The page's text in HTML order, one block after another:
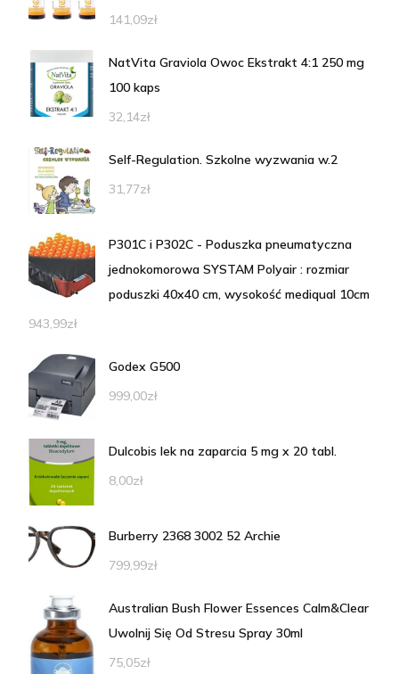
141,09zł
NatVita Graviola Owoc Ekstrakt 4:1 250 mg
100 kaps
32,14zł
Self-Regulation. Szkolne wyzwania w.2
31,77zł
P301C i P302C - Poduszka pneumatyczna
jednokomorowa SYSTAM Polyair : rozmiar
poduszki 40x40 cm, wysokość mediqual 10cm
943,99zł
Godex G500
999,00zł
Dulcobis lek na zaparcia 5 mg x 20 tabl.
8,00zł
Burberry 2368 3002 52 Archie
799,99zł
Australian Bush Flower Essences Calm&Clear
Uwolnij Się Od Stresu Spray 30ml
75,05zł